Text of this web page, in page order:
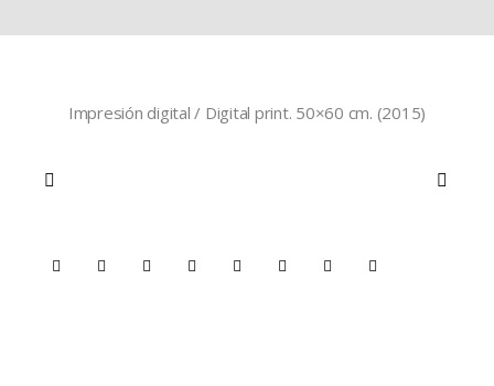
Impresión digital / Digital print. 50×60 cm. (2015)